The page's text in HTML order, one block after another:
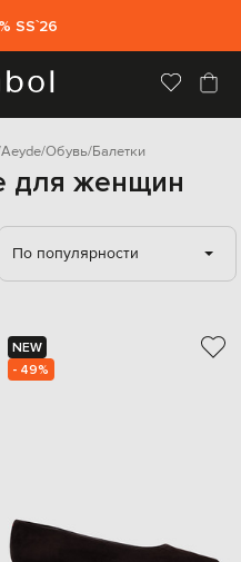
SS`26
Aeyde Обувь Балетки
для женщин
По популярности
NEW
- 49%